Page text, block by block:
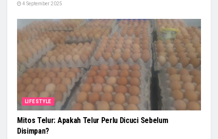
4 September 2025
LIFESTYLE
Mitos Telur: Apakah Telur Perlu Dicuci Sebelum
Disimpan?